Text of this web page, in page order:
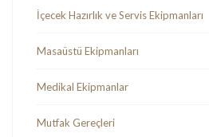
İçecek Hazırlık ve Servis Ekipmanları
Masaüstü Ekipmanları
Medikal Ekipmanlar
Mutfak Gereçleri